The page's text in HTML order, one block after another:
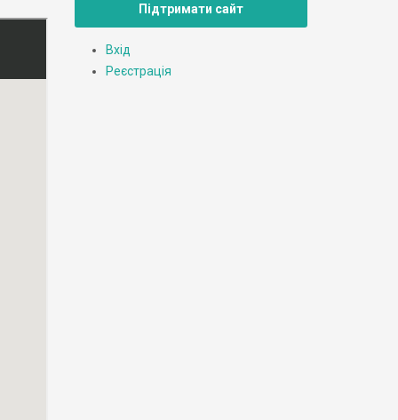
Підтримати сайт
Вхід
Реєстрація